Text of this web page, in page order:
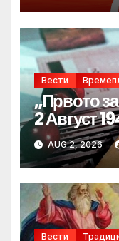
Вести
„Првото
2 Август
AUG 2, 2026
Вести